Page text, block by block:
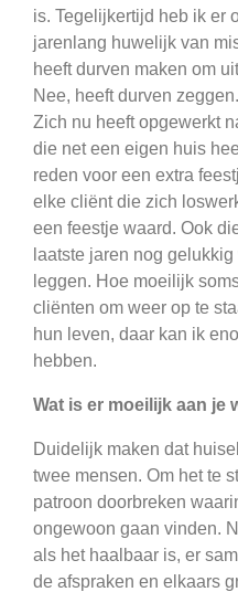
is. Tegelijkertijd heb ik er
jarenlang huwelijk van
heeft durven maken om
Nee, heeft durven
Zich nu heeft opgewerkt
die net een eigen huis
reden voor een extra
elke cliënt die zich
een feestje waard. Ook
laatste jaren nog
leggen. Hoe moeilijk
cliënten om weer op te
hun leven, daar kan ik
hebben.
Wat is er moeilijk aan je
Duidelijk maken dat
twee mensen. Om het te
patroon doorbreken
ongewoon gaan vinden.
als het haalbaar is, er
de afspraken en elkaars